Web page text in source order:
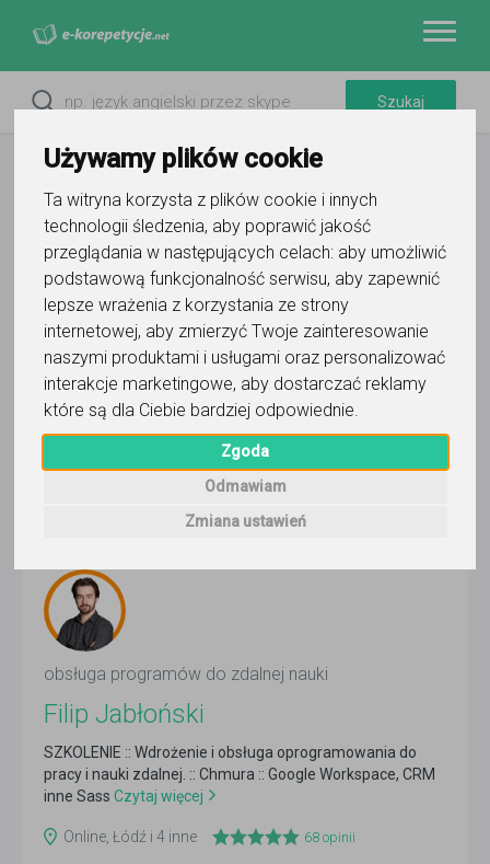
Używamy plików cookie
Ta witryna korzysta z plików cookie i innych
technologii śledzenia, aby poprawić jakość
przeglądania w następujących celach: aby umożliwić
podstawową funkcjonalność serwisu, aby zapewnić
lepsze wrażenia z korzystania ze strony
internetowej, aby zmierzyć Twoje zainteresowanie
naszymi produktami i usługami oraz personalizować
interakcje marketingowe, aby dostarczać reklamy
które są dla Ciebie bardziej odpowiednie.
Zgoda
Odmawiam
Zmiana ustawień
Filtry
łódzkie
korepetytorów
obsługa programów do zdalnej nauki
Filip Jabłoński
SZKOLENIE :: Wdrożenie i obsługa oprogramowania do
pracy i nauki zdalnej. :: Chmura :: Google Workspace, CRM
inne Sass Czytaj więcej
Online, Łódź i 4 inne 68 opinii